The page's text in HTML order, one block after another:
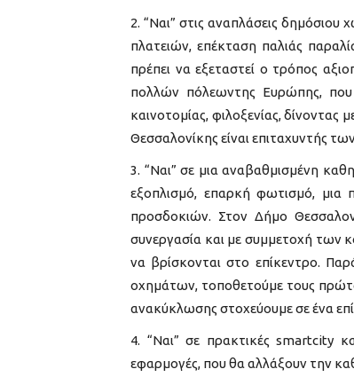
“Ναι” στις αναπλάσεις
πλατειών, επέκταση παλιάς
πρέπει να εξεταστεί ο τρόπος
πολλών πόλεωντης Ευρώπης, που
καινοτομίας, φιλοξενίας,
Θεσσαλονίκης είναι επιταχυντής
“Ναι” σε μια αναβαθμισμένη
εξοπλισμό, επαρκή φωτισμό, μια
προσδοκιών. Στον Δήμο
συνεργασία και με συμμετοχή των
να βρίσκονται στο επίκεντρο.
οχημάτων, τοποθετούμε τους
ανακύκλωσης στοχεύουμε σε ένα
“Ναι” σε πρακτικές smartcity
εφαρμογές, που θα αλλάξουν την